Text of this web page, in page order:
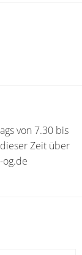
von 7.30 bis
Zeit über